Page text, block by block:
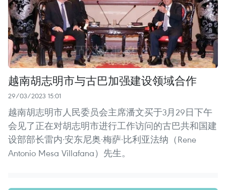
越南胡志明市与古巴加强建设领域合作
29/03/2023 15:01
越南胡志明市人民委员会主席潘文买于3月29日下午
会见了正在对胡志明市进行工作访问的古巴共和国建
设部部长雷内·安东尼奥·梅萨·比利亚法纳（Rene
Antonio Mesa Villafana）先生。